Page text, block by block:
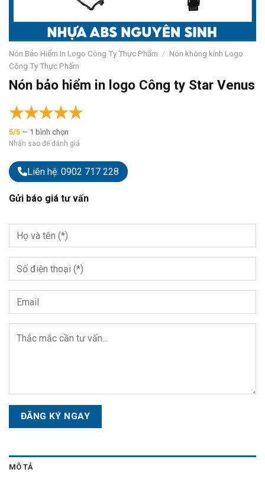
Nón Bảo Hiểm In Logo Công Ty Thực Phẩm / Nón không kính Logo
Công Ty Thực Phẩm
Nón bảo hiểm in logo Công ty Star Venus
★
★
★
★
★
5/5 — 1 bình chọn
Nhấn sao để đánh giá
Liên hệ: 0902 717 228
Gửi báo giá tư vấn
Please
empty.
MÔ TẢ